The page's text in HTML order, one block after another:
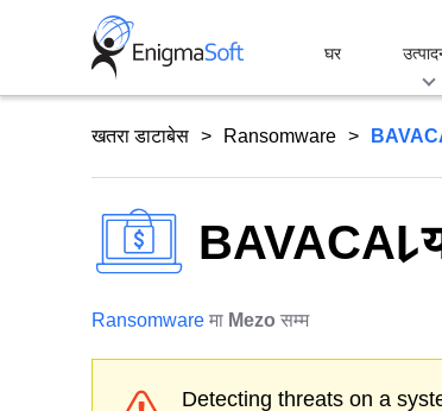
घर
खतरा डाटाबेस Ransomware
BAVACAI
Ransomware मा Mezo सम्म
Detecting threats on a